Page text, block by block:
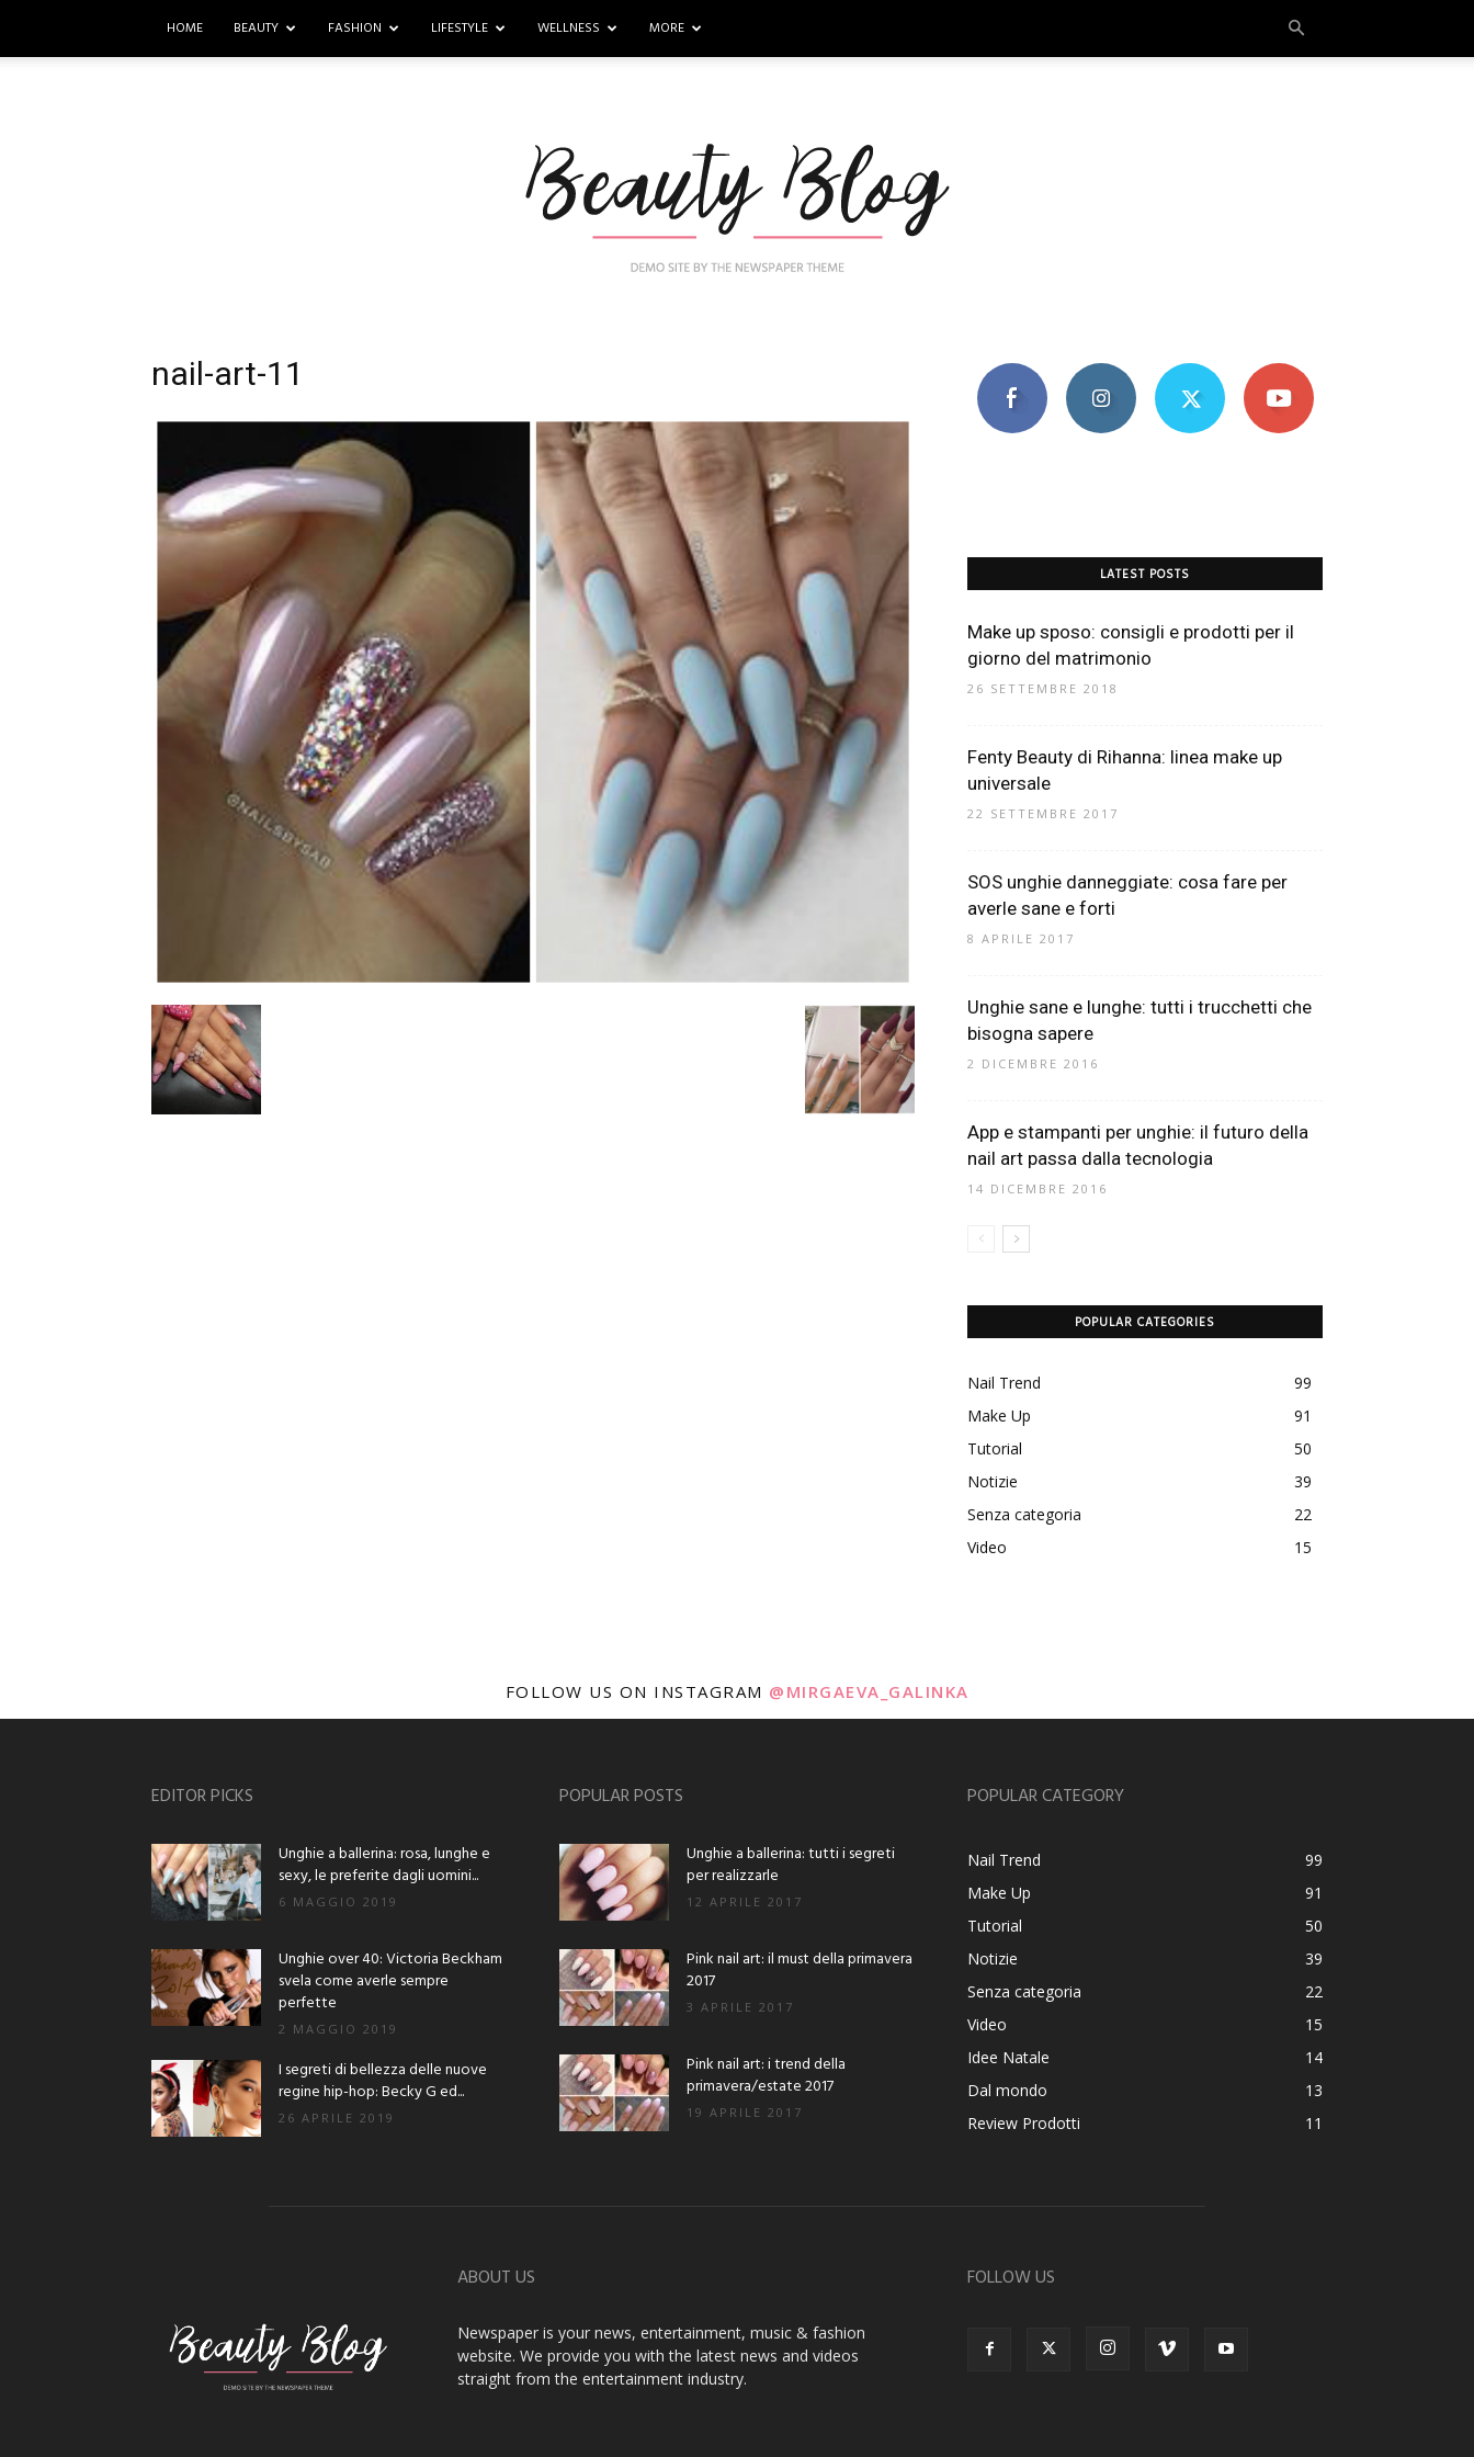
HOME BEAUTY FASHION LIFESTYLE WELLNESS MORE
Mania
nail-art-11
LATEST POSTS
Make up sposo: consigli e prodotti per il
giorno del matrimonio
26 SETTEMBRE 2018
Fenty Beauty di Rihanna: linea make up
universale
22 SETTEMBRE 2017
SOS unghie danneggiate: cosa fare per
averle sane e forti
8 APRILE 2017
Unghie sane e lunghe: tutti i trucchetti che
bisogna sapere
2 DICEMBRE 2016
App e stampanti per unghie: il futuro della
nail art passa dalla tecnologia
14 DICEMBRE 2016
POPULAR CATEGORIES
Nail Trend
99
Make Up
91
Tutorial
50
Notizie
39
Senza categoria
22
Video
15
FOLLOW US ON INSTAGRAM @MIRGAEVA_GALINKA
EDITOR PICKS
Unghie a ballerina: rosa, lunghe e
sexy, le preferite dagli uomini...
6 MAGGIO 2019
Unghie over 40: Victoria Beckham
svela come averle sempre
perfette
2 MAGGIO 2019
I segreti di bellezza delle nuove
regine hip-hop: Becky G ed...
26 APRILE 2019
POPULAR POSTS
Unghie a ballerina: tutti i segreti
per realizzarle
12 APRILE 2017
Pink nail art: il must della primavera
2017
3 APRILE 2017
Pink nail art: i trend della
primavera/estate 2017
19 APRILE 2017
POPULAR CATEGORY
Nail Trend
99
Make Up
91
Tutorial
50
Notizie
39
Senza categoria
22
Video
15
Idee Natale
14
Dal mondo
13
Review Prodotti
11
ABOUT US
Newspaper is your news, entertainment, music & fashion
website. We provide you with the latest news and videos
straight from the entertainment industry.
FOLLOW US